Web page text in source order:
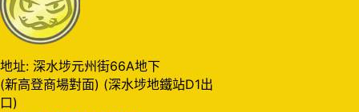
地址: 深水埗元州街66A地下
(新高登商場對面) (深水埗地鐵站D1出
口)